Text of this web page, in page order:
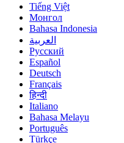
Tiếng Việt
Монгол
Bahasa Indonesia
العربية
Русский
Español
Deutsch
Français
हिन्दी
Italiano
Bahasa Melayu
Português
Türkçe